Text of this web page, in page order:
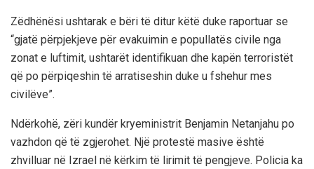
Zëdhënësi ushtarak e bëri të ditur këtë duke raportuar se
“gjatë përpjekjeve për evakuimin e popullatës civile nga
zonat e luftimit, ushtarët identifikuan dhe kapën terroristët
që po përpiqeshin të arratiseshin duke u fshehur mes
civilëve”.
Ndërkohë, zëri kundër kryeministrit Benjamin Netanjahu po
vazhdon që të zgjerohet. Një protestë masive është
zhvilluar në Izrael në kërkim të lirimit të pengjeve. Policia ka